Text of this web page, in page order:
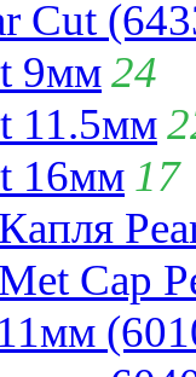
Cut
9мм24
11.5мм
16мм 17
Cap